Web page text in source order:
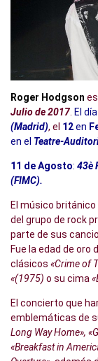
Roger Hodgson
Julio de 2017 El día
(Madrid), el 12en
en el Teatre-
11 de Agosto: 43è
(FIMC).
El músico británico
del grupo de rock
parte de sus
Fue la edad de oro
clásicos «Crime of
«(1975) o su cima
El concierto que
emblemáticas de
Long Way Home»,
«Breakfast in